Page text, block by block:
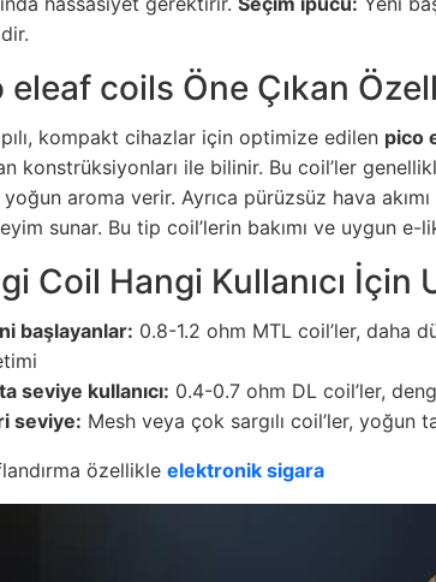
eleaf coils Öne Çıkan
kompakt cihazlar için optimize edilen pico
konstrüksiyonları ile bilinir. Bu coil’ler
yoğun aroma verir. Ayrıca pürüzsüz hava
sunar. Bu tip coil’lerin bakımı ve uygun
Coil Hangi Kullanıcı İçin
başlayanlar: 0.8-1.2 ohm MTL coil’ler, daha
seviye kullanıcı: 0.4-0.7 ohm DL coil’ler,
seviye: Mesh veya çok sargılı coil’ler,
özellikle elektronik sigara